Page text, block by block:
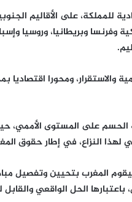
للمملكة، على الأقاليم
وفرنسا وبريطانيا، وروسيا
والاستقرار، ومحورا
الحسم على المستوى الأممي،
لهذا النزاع، في إطار حقوق
المغرب بتحيين وتفصيل
الحل الواقعي